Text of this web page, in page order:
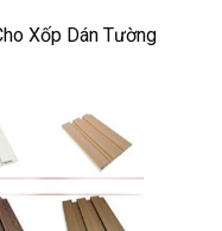
Xốp Dán Tường